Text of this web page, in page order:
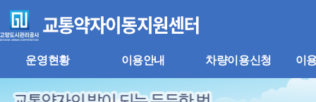
뉴
바
기
바
로
운영현황 이용안내 차량이용신청 이